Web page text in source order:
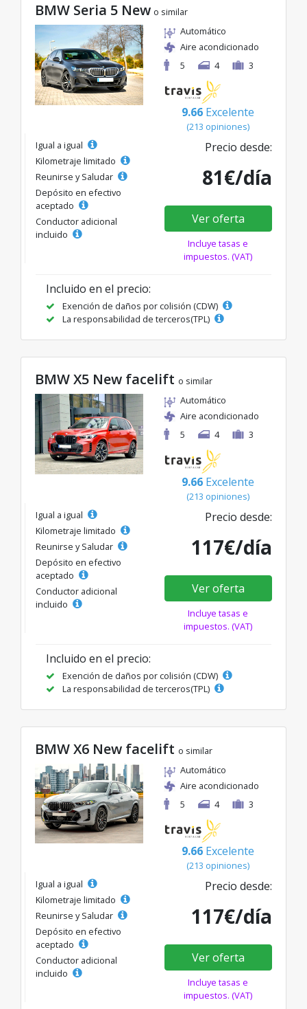
BMW Seria 5 New o similar
Automático
Aire acondicionado
5
4 3
9.66 Excelente
(213 opiniones)
Igual a igual
Kilometraje limitado
Reunirse y Saludar
Depósito en efectivo
aceptado
Conductor adicional
incluido
Precio desde:
81€/día
Ver oferta
Incluye tasas e
impuestos. (VAT)
Incluido en el precio:
Exención de daños por colisión (CDW)
La responsabilidad de terceros(TPL)
BMW X5 New facelift o similar
Automático
Aire acondicionado
5
4 3
9.66 Excelente
(213 opiniones)
Igual a igual
Kilometraje limitado
Reunirse y Saludar
Depósito en efectivo
aceptado
Conductor adicional
incluido
Precio desde:
117€/día
Ver oferta
Incluye tasas e
impuestos. (VAT)
Incluido en el precio:
Exención de daños por colisión (CDW)
La responsabilidad de terceros(TPL)
BMW X6 New facelift o similar
Automático
Aire acondicionado
5
4 3
9.66 Excelente
(213 opiniones)
Igual a igual
Kilometraje limitado
Reunirse y Saludar
Depósito en efectivo
aceptado
Conductor adicional
incluido
Precio desde:
117€/día
Ver oferta
Incluye tasas e
impuestos. (VAT)